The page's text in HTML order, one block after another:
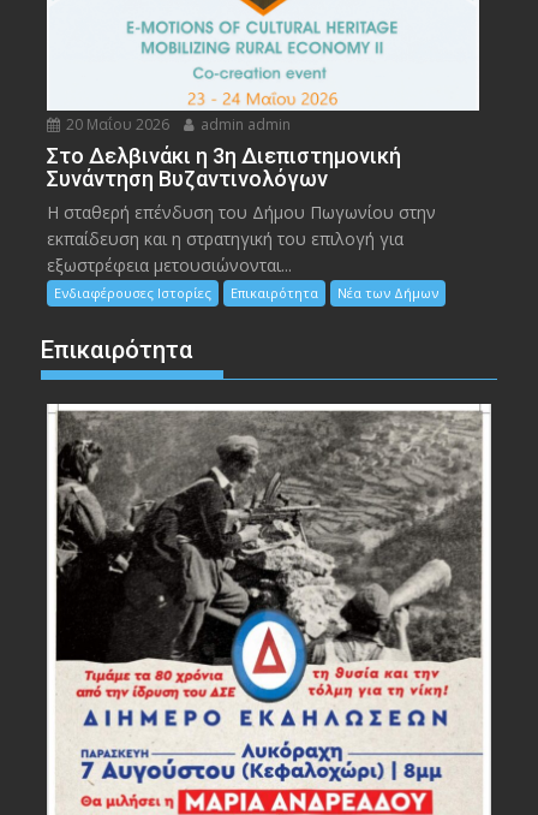
20 Μαΐου 2026 admin admin
Στο Δελβινάκι η 3η Διεπιστημονική
Συνάντηση Βυζαντινολόγων
Η σταθερή επένδυση του Δήμου Πωγωνίου στην
εκπαίδευση και η στρατηγική του επιλογή για
εξωστρέφεια μετουσιώνονται...
Ενδιαφέρουσες Ιστορίες Επικαιρότητα Νέα των Δήμων
Επικαιρότητα